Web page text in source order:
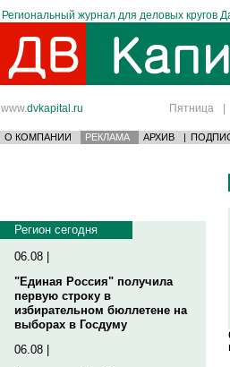
Региональный журнал для деловых кругов
www.dvkapital.ru Пятница |
О КОМПАНИИ РЕКЛАМА АРХИВ |
Регион сегодня
06.08 |
"Единая Россия" получила
первую строку в
избирательном бюллетене на
выборах в Госдуму
06.08 |